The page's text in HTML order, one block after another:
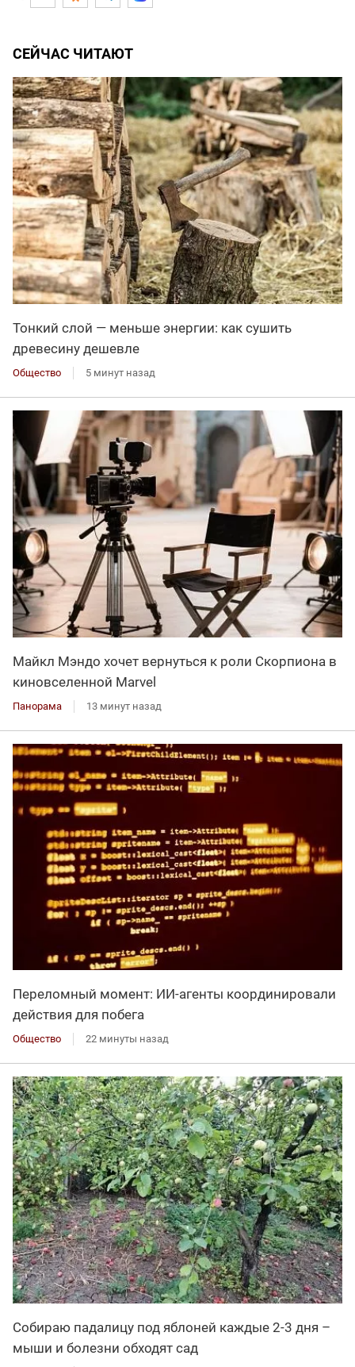
СЕЙЧАС ЧИТАЮТ
Тонкий слой — меньше энергии: как сушить
древесину дешевле
Общество 5 минут назад
Майкл Мэндо хочет вернуться к роли Скорпиона в
киновселенной Marvel
Панорама 13 минут назад
Переломный момент: ИИ-агенты координировали
действия для побега
Общество 22 минуты назад
Собираю падалицу под яблоней каждые 2-3 дня –
мыши и болезни обходят сад